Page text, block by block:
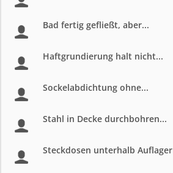
Bad fertig gefließt, aber...
Haftgrundierung halt nicht...
Sockelabdichtung ohne...
Stahl in Decke durchbohren...
Steckdosen unterhalb Auflager